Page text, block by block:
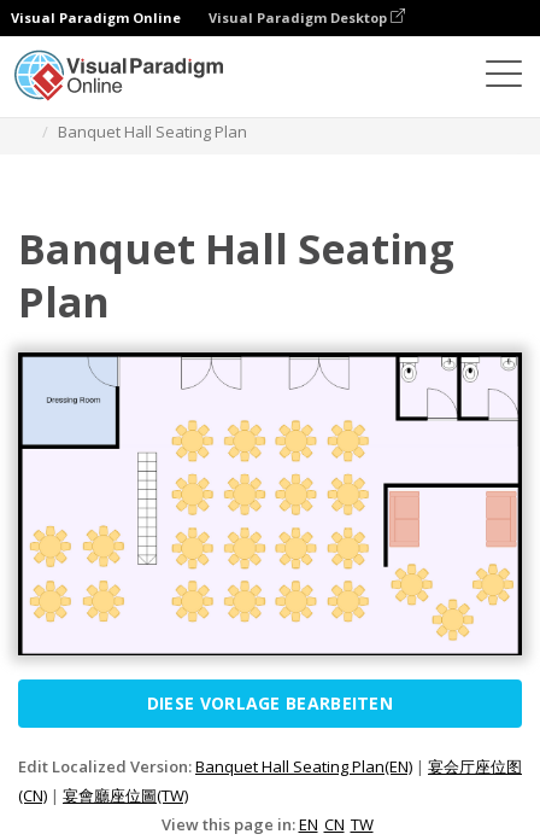
Visual Paradigm Online Visual Paradigm Desktop
Banquet Hall Seating Plan
Banquet Hall Seating
Plan
DIESE VORLAGE BEARBEITEN
Edit Localized Version:Banquet Hall Seating Plan(EN) | 宴会厅座位图
(CN) | 宴會廳座位圖(TW)
View this page in:EN CN TW